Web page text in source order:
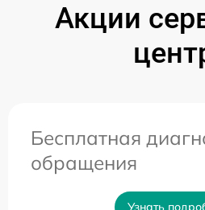
Акции
Бесплатная
обращения
Узнать